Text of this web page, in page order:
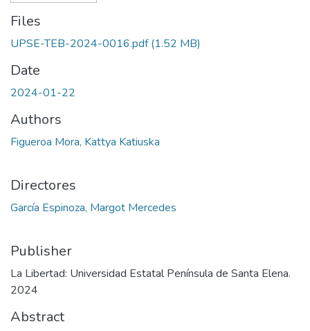
Files
UPSE-TEB-2024-0016.pdf(1.52 MB)
Date
2024-01-22
Authors
Figueroa Mora, Kattya Katiuska
Directores
García Espinoza, Margot Mercedes
Publisher
La Libertad: Universidad Estatal Península de Santa Elena.
2024
Abstract